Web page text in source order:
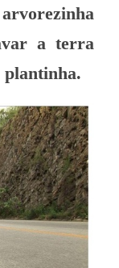
a terra